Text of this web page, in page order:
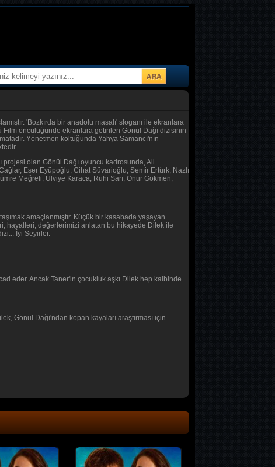
'Bozkırda bir anadolu masalı' sloganı ile ekranlara
Film öncülüğünde ekranlara getirilen Gönül Dağı dizisinin
Yönetmen koltuğunda Yahya Samancı'nın
projesi olan Gönül Dağı oyuncu kadrosunda, Ali
Eser Eyüpoğlu, Cihat Süvarioğlu, Semir Ertürk, Nazlı
Meğreli, Ulviye Karaca, Ruhi Sarı, Onur Gökmen,
amaçlanmıştır. Küçük bir kasabada yaşayan
hayalleri, değerlerimizi anlatan bu hikayede Dilek ile
İyi Seyirler.
eder. Ancak Taner'in çocukluk aşkı Dilek hep kalbinde
Gönül Dağı'ndan kopan kayaları araştırması için